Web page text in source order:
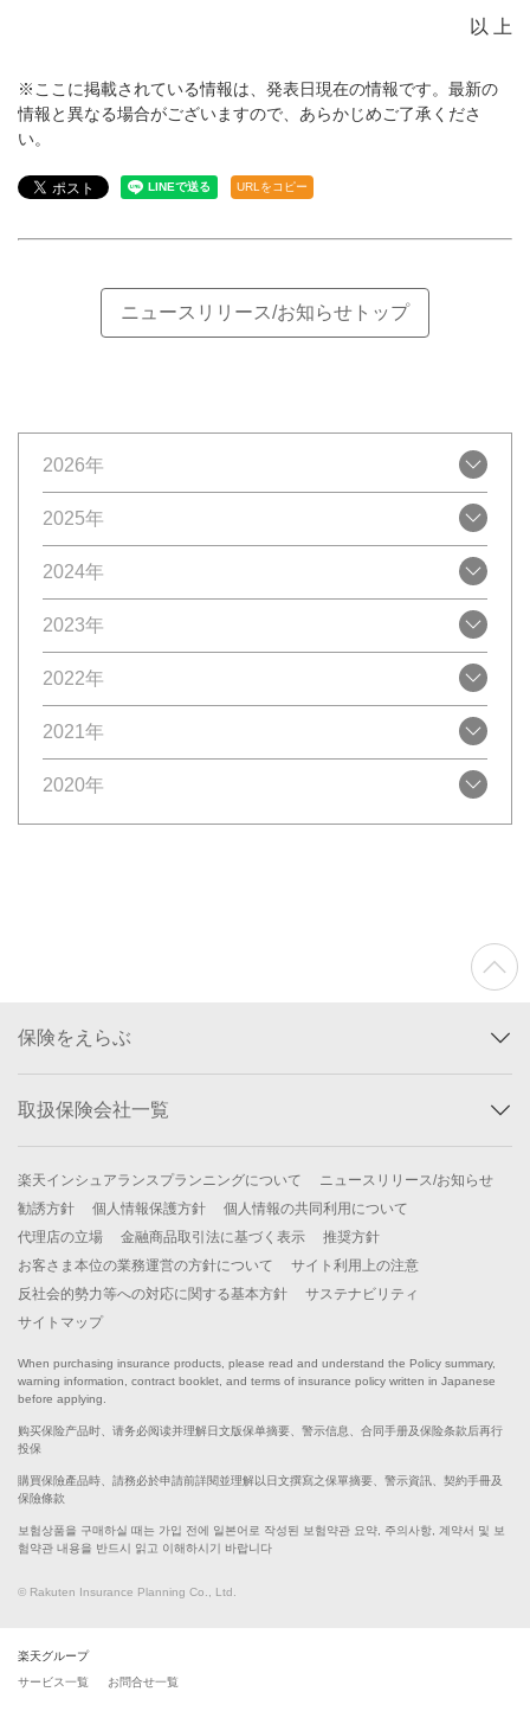
以 上
※ここに掲載されている情報は、発表日現在の情報です。最新の
情報と異なる場合がございますので、あらかじめご了承くださ
い。
URLをコピー
ニュースリリース/お知らせトップ
2026年
2025年
2024年
2023年
2022年
2021年
2020年
保険をえらぶ
取扱保険会社一覧
楽天インシュアランスプランニングについて
ニュースリリース/お知らせ
勧誘方針
個人情報保護方針
個人情報の共同利用について
代理店の立場
金融商品取引法に基づく表示
推奨方針
お客さま本位の業務運営の方針について
サイト利用上の注意
反社会的勢力等への対応に関する基本方針
サステナビリティ
サイトマップ
When purchasing insurance products, please read and understand the Policy summary,
warning information, contract booklet, and terms of insurance policy written in Japanese
before applying.
购买保险产品时、请务必阅读并理解日文版保单摘要、警示信息、合同手册及保险条款后再行
投保
購買保險產品時、請務必於申請前詳閱並理解以日文撰寫之保單摘要、警示資訊、契約手冊及
保險條款
보험상품을 구매하실 때는 가입 전에 일본어로 작성된 보험약관 요약, 주의사항, 계약서 및 보
험약관 내용을 반드시 읽고 이해하시기 바랍니다
© Rakuten Insurance Planning Co., Ltd.
楽天グループ
サービス一覧
お問合せ一覧